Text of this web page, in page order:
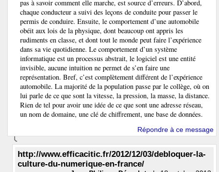
pas à savoir comment elle marche, est source d’erreurs. D’abord,
chaque conducteur a suivi des leçons de conduite pour passer le
permis de conduire. Ensuite, le comportement d’une automobile
obéit aux lois de la physique, dont beaucoup ont appris les
rudiments en classe, et dont tout le monde peut faire l’expérience
dans sa vie quotidienne. Le comportement d’un système
informatique est un processus abstrait, le logiciel est une entité
invisible, aucune intuition ne permet de s’en faire une
représentation. Bref, c’est complètement différent de l’expérience
automobile. La majorité de la population passe par le collège, où on
lui parle de ce que sont la vitesse, la pression, la masse, la distance.
Rien de tel pour avoir une idée de ce que sont une adresse réseau,
un nom de domaine, une clé de chiffrement, une base de données.
Répondre à ce message
http://www.efficacitic.fr/2012/12/03/debloquer-la-
culture-du-numerique-en-france/